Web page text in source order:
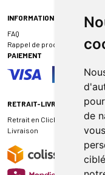
de
INFORMATIONS
FAQ
Rappel de produit
PAIEMENT
RETRAIT-LIVRAISON
Retrait en Click & Collect
Livraison